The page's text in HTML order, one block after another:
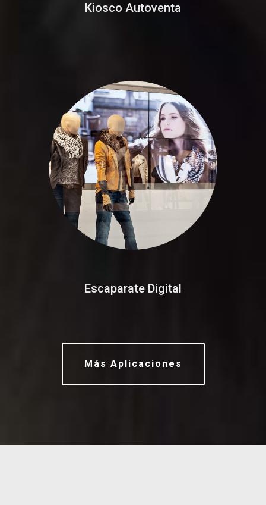
Kiosco Autoventa
Escaparate Digital
Más Aplicaciones